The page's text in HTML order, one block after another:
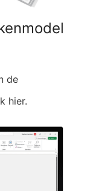
de
hier.